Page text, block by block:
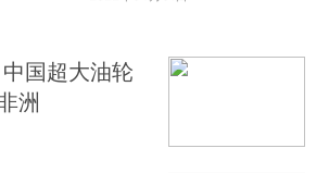
国超大油轮
洲